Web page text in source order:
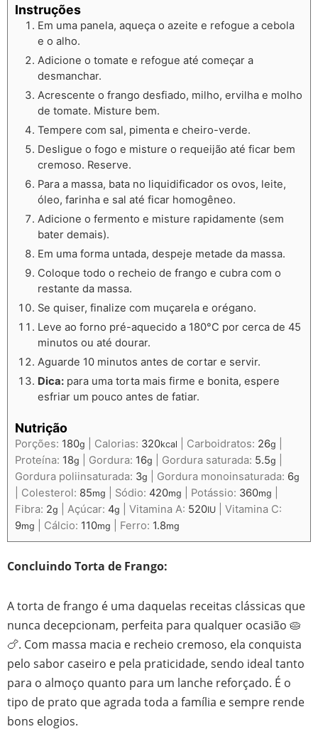
Instruções
Em uma panela, aqueça o azeite e refogue a cebola
e o alho.
Adicione o tomate e refogue até começar a
desmanchar.
Acrescente o frango desfiado, milho, ervilha e molho
de tomate. Misture bem.
Tempere com sal, pimenta e cheiro-verde.
Desligue o fogo e misture o requeijão até ficar bem
cremoso. Reserve.
Para a massa, bata no liquidificador os ovos, leite,
óleo, farinha e sal até ficar homogêneo.
Adicione o fermento e misture rapidamente (sem
bater demais).
Em uma forma untada, despeje metade da massa.
Coloque todo o recheio de frango e cubra com o
restante da massa.
Se quiser, finalize com muçarela e orégano.
Leve ao forno pré-aquecido a 180°C por cerca de 45
minutos ou até dourar.
Aguarde 10 minutos antes de cortar e servir.
Dica: para uma torta mais firme e bonita, espere
esfriar um pouco antes de fatiar.
Nutrição
Porções: 180g Calorias: 320kcal Carboidratos: 26g
Proteína: 18g Gordura: 16g Gordura saturada: 5.5g
Gordura poliinsaturada: 3g Gordura monoinsaturada: 6g
Colesterol: 85mg Sódio: 420mg Potássio: 360mg
Fibra: 2g Açúcar: 4g Vitamina A: 520IU
Vitamina C:
9mg Cálcio: 110mg Ferro: 1.8mg
Concluindo Torta de Frango:
A torta de frango é uma daquelas receitas clássicas que
nunca decepcionam, perfeita para qualquer ocasião 🥧
🍗. Com massa macia e recheio cremoso, ela conquista
pelo sabor caseiro e pela praticidade, sendo ideal tanto
para o almoço quanto para um lanche reforçado. É o
tipo de prato que agrada toda a família e sempre rende
bons elogios.